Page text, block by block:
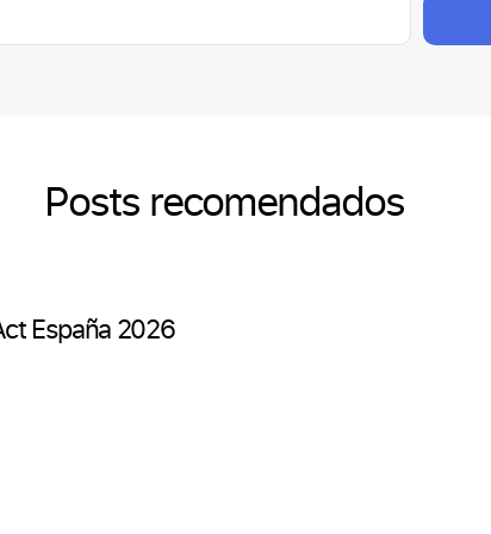
Posts recomendados
España 2026